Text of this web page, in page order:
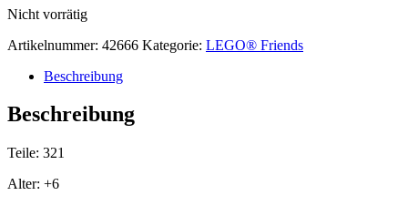
Nicht vorrätig
Artikelnummer: 42666 Kategorie: LEGO® Friends
Beschreibung
Beschreibung
Teile: 321
Alter: +6